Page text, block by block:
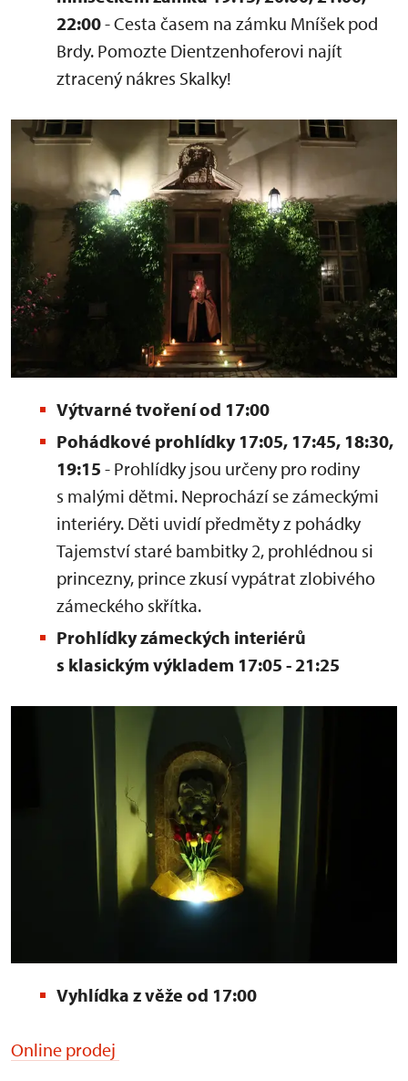
22:00- Cesta časem na zámku Mníšek pod
Brdy. Pomozte Dientzenhoferovi najít
ztracený nákres Skalky!
Výtvarné tvoření od 17:00
Pohádkové prohlídky 17:05, 17:45, 18:30,
19:15 - Prohlídky jsou určeny pro rodiny
s malými dětmi. Neprochází se zámeckými
interiéry. Děti uvidí předměty z pohádky
Tajemství staré bambitky 2, prohlédnou si
princezny, prince zkusí vypátrat zlobivého
zámeckého skřítka.
Prohlídky zámeckých interiérů
s klasickým výkladem 17:05 - 21:25
Vyhlídka z věže od 17:00
Online prodej